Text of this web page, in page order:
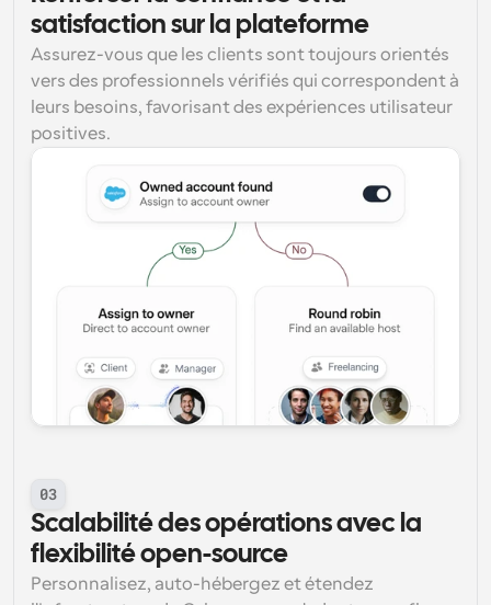
satisfaction sur la plateforme
Assurez-vous que les clients sont toujours orientés
vers des professionnels vérifiés qui correspondent à
leurs besoins, favorisant des expériences utilisateur
positives.
03
Scalabilité des opérations avec la
flexibilité open-source
Personnalisez, auto-hébergez et étendez